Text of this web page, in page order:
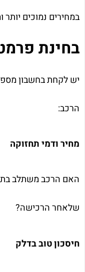
במחירים נמוכים
בחינת
יש לקחת בחשבון
הרכב:
מחיר ודמי תחזוקה
האם הרכב משתלב
שלאחר הרכישה?
חיסכון טוב בדלק